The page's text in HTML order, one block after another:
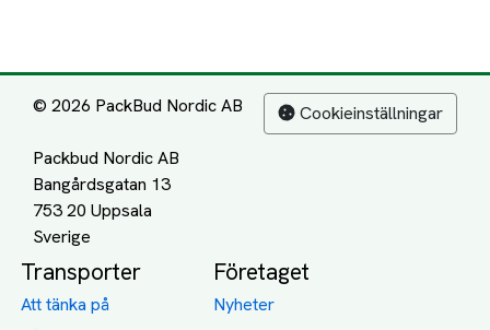
© 2026 PackBud Nordic AB
Packbud Nordic AB
Bangårdsgatan 13
753 20 Uppsala
Cookieinställningar
Transporter
Att tänka på
Företaget
Nyheter